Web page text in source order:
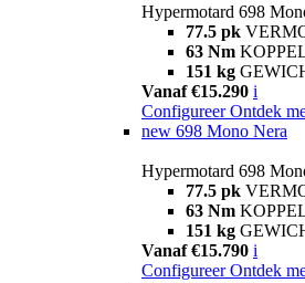
Hypermotard 698
77.5 pk
63 Nm
151 kg
Vanaf €15.290 i
Configureer Ontdek
new 698 Mono Nera
Hypermotard 698
77.5 pk
63 Nm
151 kg
Vanaf €15.790 i
Configureer Ontdek